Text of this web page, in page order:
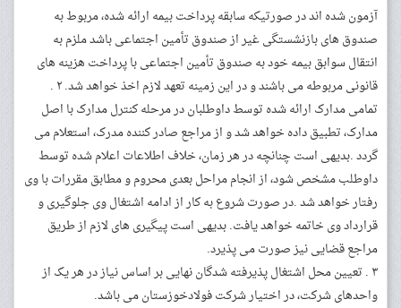
آزمون شده اند در صورتیکه سابقه پرداخت بیمه ارائه شده، مربوط به
صندوق های بازنشستگی غیر از صندوق تأمین اجتماعی باشد ملزم به
انتقال سوابق بیمه خود به صندوق تأمین اجتماعی با پرداخت هزینه های
قانونی مربوطه می باشند و در این زمینه تعهد لازم اخذ خواهد شد. ۲ .
تمامی مدارک ارائه شده توسط داوطلبان در مرحله کنترل مدارک با اصل
مدارک، تطبیق داده خواهد شد و از مراجع صادر کننده مدرک، استعلام می
گردد .بدیهی است چنانچه در هر زمان، خلاف اطلاعات اعلام شده توسط
داوطلب مشخص شود، از انجام مراحل بعدی محروم و مطابق مقررات با وی
رفتار خواهد شد .در صورت شروع به کار از ادامه اشتغال وی جلوگیری و
قرارداد وی خاتمه خواهد یافت. بدیهی است پیگیری های لازم از طریق
مراجع قضایی نیز صورت می پذیرد.
۳ . تعیین محل اشتغال پذیرفته شدگان نهایی بر اساس نیاز در هر یک از
واحدهای شرکت، در اختیار شرکت فولادخوزستان می باشد.